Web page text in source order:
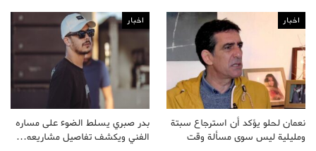
اخبار
نعمان لحلو يؤكد أن استرجاع سبتة
ومليلية ليس سوى مسألة وقت
اخبار
بدر صبري يسلط الضوء على مساره
الفني ويكشف تفاصيل مشاريعه…